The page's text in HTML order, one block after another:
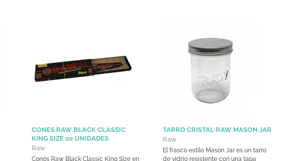
CONES RAW BLACK CLASSIC
KING SIZE 20 UNIDADES
Raw
Conos Raw Black Classic King Size en
TARRO CRISTAL RAW MASON JAR
Raw
El frasco estilo Mason Jar es un tarro
de vidrio resistente con una tapa